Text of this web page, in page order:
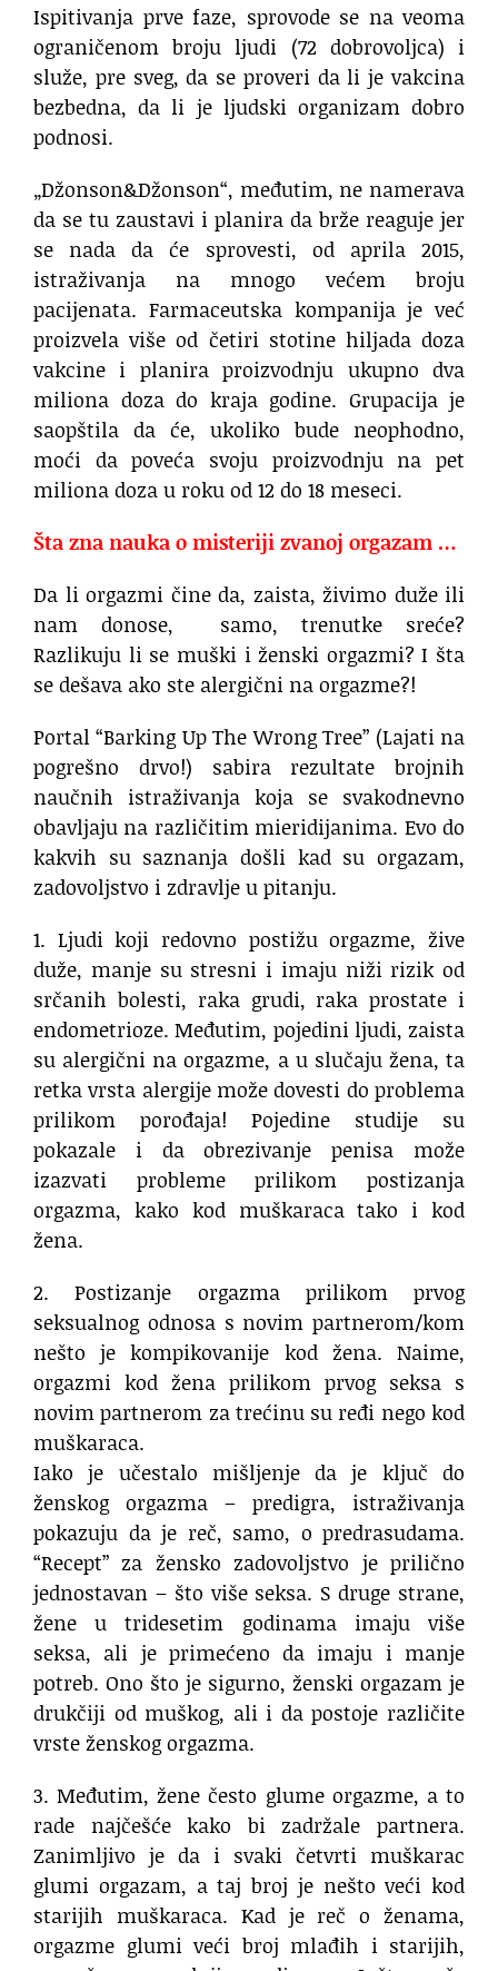
Ispitivanja prve faze, sprovode se na veoma
ograničenom broju ljudi (72 dobrovoljca) i
služe, pre sveg, da se proveri da li je vakcina
bezbedna, da li je ljudski organizam dobro
podnosi.
„Džonson&Džonson“, međutim, ne namerava
da se tu zaustavi i planira da brže reaguje jer
se nada da će sprovesti, od aprila 2015,
istraživanja na mnogo većem broju
pacijenata. Farmaceutska kompanija je već
proizvela više od četiri stotine hiljada doza
vakcine i planira proizvodnju ukupno dva
miliona doza do kraja godine. Grupacija je
saopštila da će, ukoliko bude neophodno,
moći da poveća svoju proizvodnju na pet
miliona doza u roku od 12 do 18 meseci.
Šta zna nauka o misteriji zvanoj orgazam …
Da li orgazmi čine da, zaista, živimo duže ili
nam donose, samo, trenutke sreće?
Razlikuju li se muški i ženski orgazmi? I šta
se dešava ako ste alergični na orgazme?!
Portal “Barking Up The Wrong Tree” (Lajati na
pogrešno drvo!) sabira rezultate brojnih
naučnih istraživanja koja se svakodnevno
obavljaju na različitim mieridijanima. Evo do
kakvih su saznanja došli kad su orgazam,
zadovoljstvo i zdravlje u pitanju.
1. Ljudi koji redovno postižu orgazme, žive
duže, manje su stresni i imaju niži rizik od
srčanih bolesti, raka grudi, raka prostate i
endometrioze. Međutim, pojedini ljudi, zaista
su alergični na orgazme, a u slučaju žena, ta
retka vrsta alergije može dovesti do problema
prilikom porođaja! Pojedine studije su
pokazale i da obrezivanje penisa može
izazvati probleme prilikom postizanja
orgazma, kako kod muškaraca tako i kod
žena.
2. Postizanje orgazma prilikom prvog
seksualnog odnosa s novim partnerom/kom
nešto je kompikovanije kod žena. Naime,
orgazmi kod žena prilikom prvog seksa s
novim partnerom za trećinu su ređi nego kod
muškaraca.
Iako je učestalo mišljenje da je ključ do
ženskog orgazma – predigra, istraživanja
pokazuju da je reč, samo, o predrasudama.
“Recept” za žensko zadovoljstvo je prilično
jednostavan – što više seksa. S druge strane,
žene u tridesetim godinama imaju više
seksa, ali je primećeno da imaju i manje
potreb. Ono što je sigurno, ženski orgazam je
drukčiji od muškog, ali i da postoje različite
vrste ženskog orgazma.
3. Međutim, žene često glume orgazme, a to
rade najčešće kako bi zadržale partnera.
Zanimljivo je da i svaki četvrti muškarac
glumi orgazam, a taj broj je nešto veći kod
starijih muškaraca. Kad je reč o ženama,
orgazme glumi veći broj mlađih i starijih,